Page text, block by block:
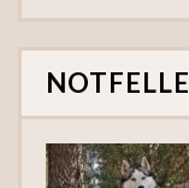
NOTFELLE